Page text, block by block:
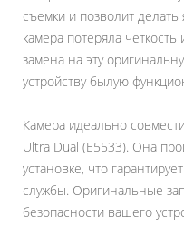
съемки и позволит
камера потеряла
замена на эту
устройству былую
Камера идеально
Ultra Dual (E5533). Она
установке, что
службы. Оригинальные
безопасности вашего